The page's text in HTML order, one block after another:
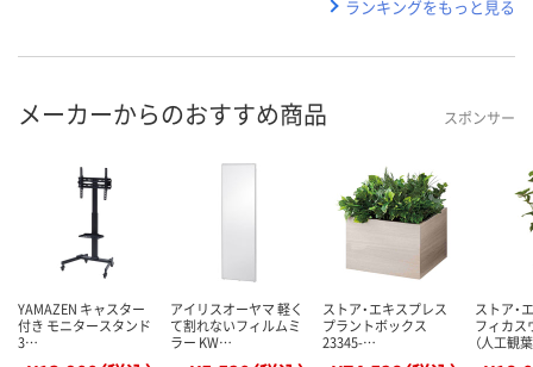
ランキングをもっと見る
メーカーからのおすすめ商品 スポンサー
YAMAZEN キャスター
付き モニタースタンド
3…
アイリスオーヤマ 軽く
て割れないフィルムミ
ラー KW…
ストア・エキスプレス
プラントボックス
23345-…
ストア・
フィカス
（人工観